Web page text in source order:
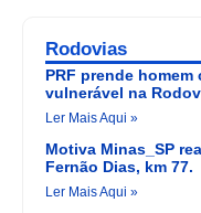
Rodovias
PRF prende
vulnerável na
Ler Mais Aqui »
Motiva Minas_SP
Fernão Dias, km 77.
Ler Mais Aqui »